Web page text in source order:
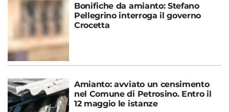
Bonifiche da amianto: Stefano
Pellegrino interroga il governo
Crocetta
Amianto: avviato un censimento
nel Comune di Petrosino. Entro il
12 maggio le istanze